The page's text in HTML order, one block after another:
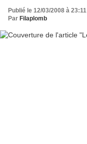
Publié le 12/03/2008 à 23:11
Par Filaplomb